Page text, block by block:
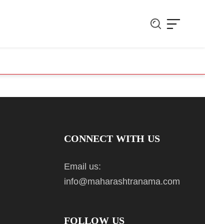
CONNECT WITH US
Email us:
info@maharashtranama.com